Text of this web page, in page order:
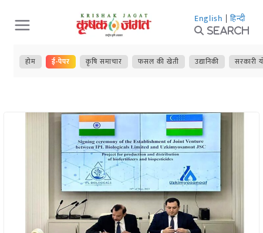
Skip
to
content
English | हिन्दी
Search
होम ई-पेपर कृषि समाचार फसल की खेती उद्यानिकी सरकारी